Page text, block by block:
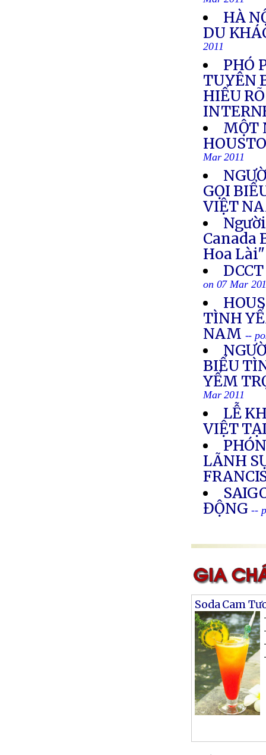
HÀ
DU
2011
PHÓ
TUYÊN
HIỂU
MỘT
Mar 2011
GỌI
VIỆT
Canada
Hoa
on 07 Mar
TÌNH
NAM --
BIỂU
YỂM
Mar 2011
LỄ
VIỆT
LÃNH
ĐỘNG --
Soda Cam